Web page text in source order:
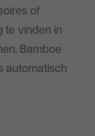
of
te vinden in
Bamboe
automatisch